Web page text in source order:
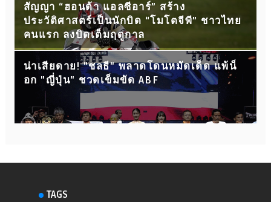
สัญญา “ฮอนด้า แอลซีอาร์” สร้าง
ประวัติศาสตร์เป็นนักบิด “โมโตจีพี” ชาวไทย
คนแรก ลงบิดเต็มฤดูกาล
น่าเสียดาย! "ชลธี" พลาดโดนหมัดเด็ด แพ้น็
อก "ญี่ปุ่น" ชวดเข็มขัด ABF
TAGS